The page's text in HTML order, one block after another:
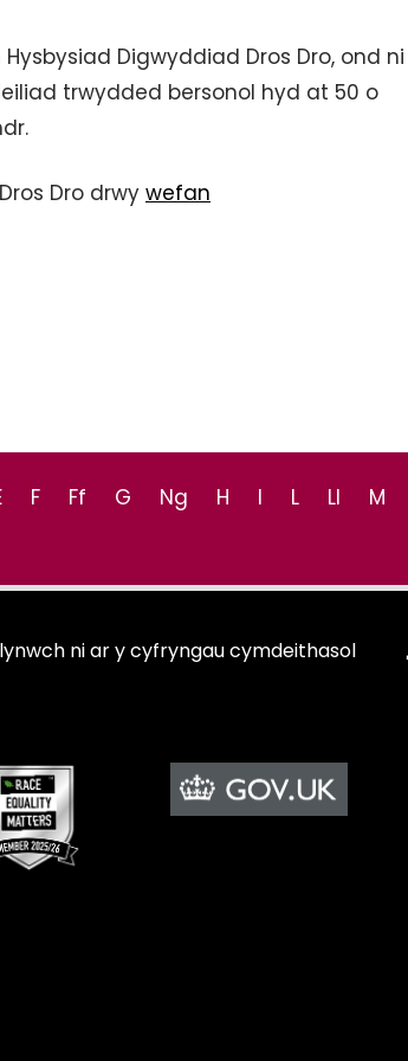
Digwyddiad Dros Dro, ond ni
trwydded bersonol hyd at 50 o
Dro drwy wefan
F Ff G Ng H I L Ll M
ni ar y cyfryngau cymdeithasol